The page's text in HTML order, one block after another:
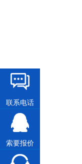
联系电话
索要报价